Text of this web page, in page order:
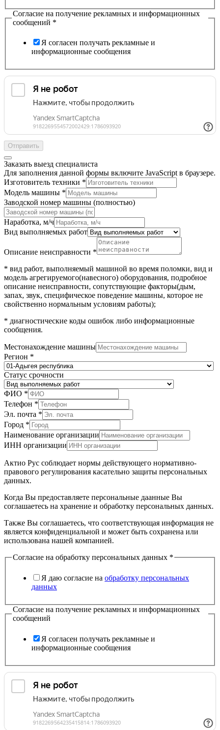
Согласие на получение рекламных и информационных
сообщений *
Я согласен получать рекламные и
информационные сообщения
Отправить
Заказать выезд специалиста
Для заполнения данной формы включите JavaScript в браузере.
Изготовитель техники *
Модель машины *
Заводской номер машины (полностью)
Наработка, м/ч
Вид выполняемых работ
формы
Описание неисправности *
* вид работ, выполняемый машиной во время поломки, вид и
модель агрегируемого(навесного) оборудования, подробное
описание неисправности, сопутствующие факторы(дым,
запах, звук, специфическое поведение машины, которое не
свойственно нормальным условиям работы);
* диагностические коды ошибок либо информационные
сообщения.
Местонахождение машины
Регион *
Статус срочности
ФИО *
Телефон *
Эл. почта *
Город *
Наименование организации
ИНН организации
Актио Рус соблюдает нормы действующего нормативно-
правового регулирования касательно защиты персональных
данных.
Когда Вы предоставляете персональные даанные Вы
соглашаетесь на хранение и обработку персональных данных.
Также Вы соглашаетесь, что соответствующая информация не
является конфиденциальной и может быть сохранена или
использована нашей компанией.
Согласие на обработку персональных данных *
Я даю согласие на обработку персональных
данных
Согласие на получение рекламных и информационных
сообщений
Я согласен получать рекламные и
информационные сообщения